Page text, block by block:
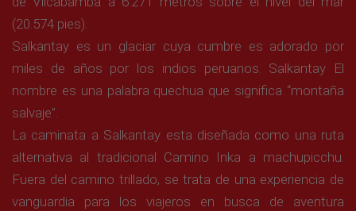
(20.574 pies).
Salkantay es un glaciar cuya cumbre es adorado por
miles de años por los indios peruanos. Salkantay El
nombre es una palabra quechua que significa “montaña
salvaje”.
La caminata a Salkantay esta diseñada como una ruta
alternativa al tradicional Camino Inka a machupicchu.
Fuera del camino trillado, se trata de una experiencia de
vanguardia para los viajeros en busca de aventura